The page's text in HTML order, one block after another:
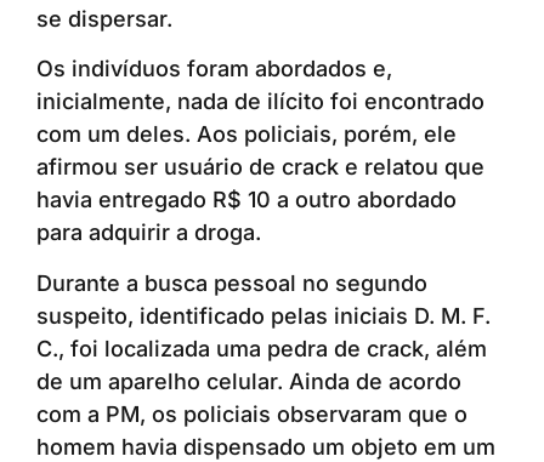
se dispersar.
Os indivíduos foram abordados e,
inicialmente, nada de ilícito foi encontrado
com um deles. Aos policiais, porém, ele
afirmou ser usuário de crack e relatou que
havia entregado R$ 10 a outro abordado
para adquirir a droga.
Durante a busca pessoal no segundo
suspeito, identificado pelas iniciais D. M. F.
C., foi localizada uma pedra de crack, além
de um aparelho celular. Ainda de acordo
com a PM, os policiais observaram que o
homem havia dispensado um objeto em um